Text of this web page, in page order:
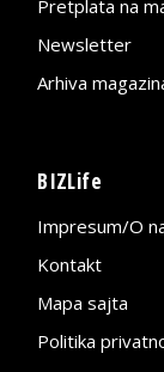
Pretplata na
Newsletter
Arhiva
BIZLife
Impresum/O
Kontakt
Mapa sajta
Politika